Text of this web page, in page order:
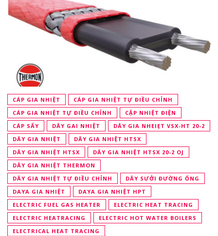
CÁP GIA NHIỆT
CÁP GIA NHIỆT TỰ ĐIỀU CHỈNH
CÁP GIA NHIỆT TỰ ĐIỀU CHỈNH
CẶP NHIỆT ĐIỆN
CÁP SẤY
DÂY GAI NHIỆT
DÂY GIA NHEIẸT VSX-HT 20-2
DÂY GIA NHIỆT
DÂY GIA NHIỆT HTSX
DÂY GIA NHIỆT HTSX
DÂY GIA NHIỆT HTSX 20-2 OJ
DÂY GIA NHIỆT THERMON
DÂY GIA NHIỆT TỰ ĐIỀU CHỈNH
DÂY SƯỞI ĐƯỜNG ỐNG
DAYA GIA NHIỆT
DAYA GIA NHIỆT HPT
ELECTRIC FUEL GAS HEATER
ELECTRIC HEAT TRACING
ELECTRIC HEATRACING
ELECTRIC HOT WATER BOILERS
ELECTRICAL HEAT TRACING